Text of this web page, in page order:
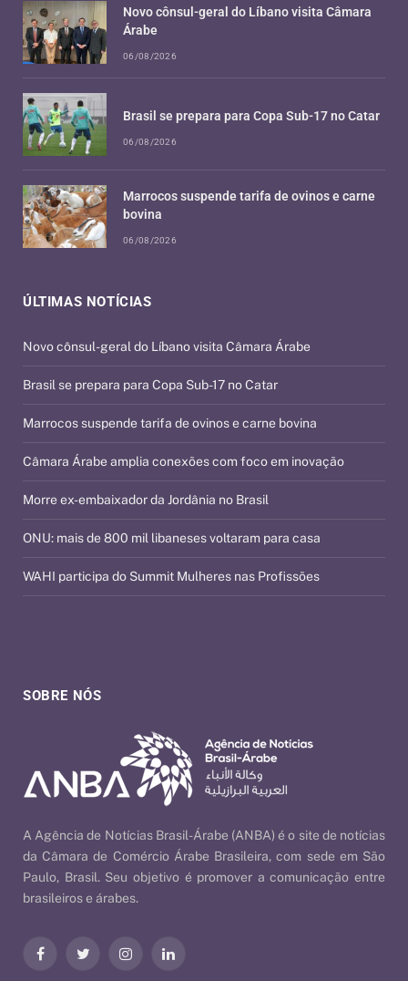
SOBRE NÓS
A Agência de Notícias Brasil-Árabe (ANBA) é o site de notícias
da Câmara de Comércio Árabe Brasileira, com sede em São
Paulo, Brasil. Seu objetivo é promover a comunicação entre
brasileiros e árabes.
FacebookTwitter InstagramLinkedIn
ÚLTIMAS NOTÍCIAS
Novo cônsul-geral do Líbano visita Câmara Árabe
Brasil se prepara para Copa Sub-17 no Catar
Marrocos suspende tarifa de ovinos e carne bovina
Câmara Árabe amplia conexões com foco em inovação
Morre ex-embaixador da Jordânia no Brasil
ONU: mais de 800 mil libaneses voltaram para casa
WAHI participa do Summit Mulheres nas Profissões
Novo cônsul-geral do Líbano visita Câmara
Árabe
06/08/2026
Brasil se prepara para Copa Sub-17 no Catar
06/08/2026
Marrocos suspende tarifa de ovinos e carne
bovina
06/08/2026